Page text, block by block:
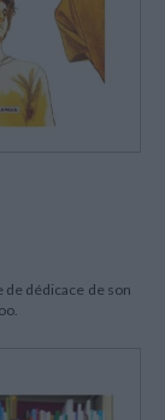
histoire littéraire
et médiévale
- Livres lus
- Spiritualités
historiques
des pays
dédicace de son